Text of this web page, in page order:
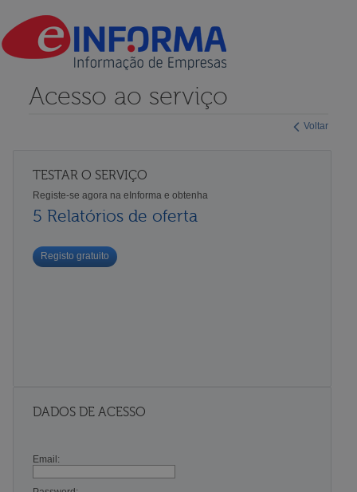
Voltar
Acesso ao serviço
TESTAR O SERVIÇO
Registe-se agora na eInforma e obtenha
5 Relatórios de oferta
Registo gratuito
DADOS DE ACESSO
Email: